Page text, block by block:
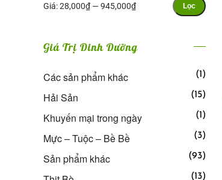
Lọc
Giá:28,000₫—945,000₫
Giá Trị Dinh Dưỡng
Các sản phẩm khác (1)
Hải Sản (15)
Khuyến mại trong ngày (1)
Mực – Tuộc – Bề Bề (3)
Sản phẩm khác (93)
(13)